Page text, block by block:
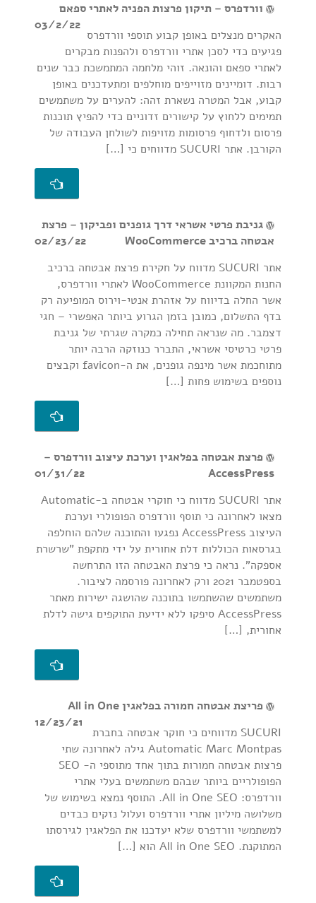
וורדפרס – תיקון פרצות הפניה לאתרי ספאם
03/2/22
האקרים מנצלים באופן קבוע תוספי וורדפרס
פגיעים כדי לסכן אתרי וורדפרס ולהפנות מבקרים
לאתרי ספאם והונאה. זוהי מלחמה המתמשכת כבר שנים
רבות. דומיינים מזוייפים מוחלפים ומתעדכנים באופן
קבוע, אבל המטרה נשארת זהה: להערים על משתמשים
תמימים ללחוץ על קישורים זדוניים כדי להפיץ תוכנות
פרסום ולדחוף פרסומות מזויפות לשולחן העבודה של
הקורבן. אתר SUCURI מדווחים כי […]
גניבת פרטי אשראי דרך גופנים ופביקון – פרצת
אבטחה ברכיב WooCommerce
02/23/22
אתר SUCURI מדווח על חקירת פרצת אבטחה ברכיב
החנות המקוונת WooCommerce לאתרי וורדפרס,
אשר החלה בדיווח על אזהרת אנטי-וירוס המופיעה רק
בדף התשלום, כמובן בזמן הגרוע ביותר האפשרי – חגי
דצמבר. מה שנראה תחילה כמקרה שגרתי של גניבת
פרטי כרטיסי אשראי, התברר כנוזקה הרבה יותר
מתוחכמת אשר מינפה גופנים, את ה-favicon וקבצים
נוספים בשימוש פחות […]
פרצת אבטחה בפלאגין וערכת עיצוב וורדפרס –
AccessPress
01/31/22
אתר SUCURI מדווח כי חוקרי אבטחה ב-Automatic
מצאו לאחרונה כי תוסף וורדפרס הפופולרי וערכת
העיצוב AccessPress נפגעו והתוכנה שלהם הוחלפה
בגרסאות הכוללות דלת אחורית על ידי מתקפת "שרשרת
אספקה". נראה כי פרצת האבטחה הזו התרחשה
בספטמבר 2021 ורק לאחרונה פורסמה לציבור.
משתמשים שהשתמשו בתוכנה שהושגה ישירות מאתר
AccessPress סיפקו ללא ידיעת התוקפים גישה לדלת
אחורית, […]
פריצת אבטחה חמורה בפלאגין All in One
12/23/21
SUCURI מדווחים כי חוקר אבטחה בחברת
Automatic Marc Montpas גילה לאחרונה שתי
פרצות אבטחה חמורות בתוך אחד מתוספי ה- SEO
הפופולריים ביותר שבהם משתמשים בעלי אתרי
וורדפרס: All in One SEO. התוסף נמצא בשימוש של
משלושה מיליון אתרי וורדפרס ועלול נזקים כבדים
למשתמשי וורדפרס שלא יעדכנו את הפלאגין לגירסתו
המתוקנת. All in One SEO הוא […]